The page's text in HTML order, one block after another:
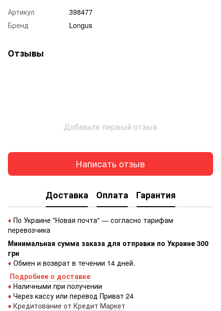
Артикул
398477
Бренд
Longus
Отзывы
Добавьте первый отзыв
Написать отзыв
Доставка Оплата Гарантия
♦ По Украине "Новая почта" — согласно тарифам
перевозчика
Минимальная сумма заказа для отправки по Украине 300
грн
♦ Обмен и возврат в течении 14 дней.
Подробнее о доставке
♦ Наличными при получении
♦ Через кассу или перевод Приват 24
♦ Кредитование от Кредит Маркет